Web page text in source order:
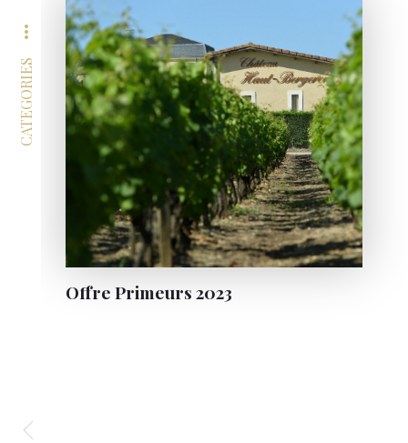
Offre Primeurs 2023
CATEGORIES
more_horiz